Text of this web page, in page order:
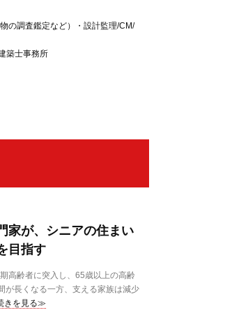
の調査鑑定など）・設計監理/CM/
築士事務所
家が、シニアの住まい
目指す
高齢者に突入し、65歳以上の高齢
が長くなる一方、支える家族は減少
きを見る≫